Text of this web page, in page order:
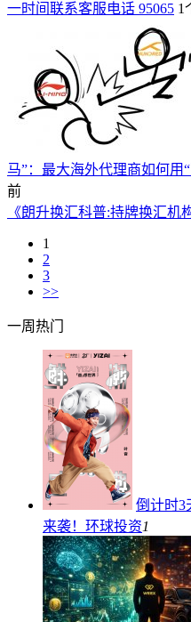
一时间联系客服电话 95065 1
马”：最大海外代理商如何用
前
《朗升换汇科普:持牌换汇机
1
2
3
>>
一周热门
倒计时3
来袭！ 环球投资1